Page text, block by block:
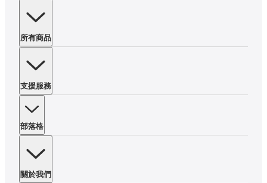
所有商品
支援服務
部落格
關於我們